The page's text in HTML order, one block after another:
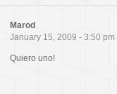
Marod
January 15, 2009 - 3:50 pm
Quiero uno!